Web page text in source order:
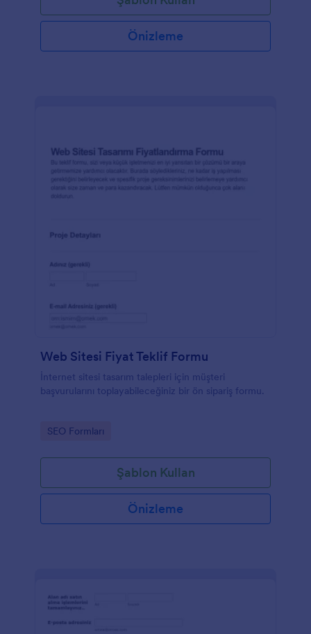
Önizleme
Web Sitesi Fiyat Teklif Formu
İnternet sitesi tasarım talepleri için müşteri
başvurularını toplayabileceğiniz bir ön sipariş formu.
Go to Category:
SEO Formları
Şablon Kullan
Önizleme